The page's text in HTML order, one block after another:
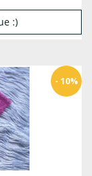
:)
- 10%